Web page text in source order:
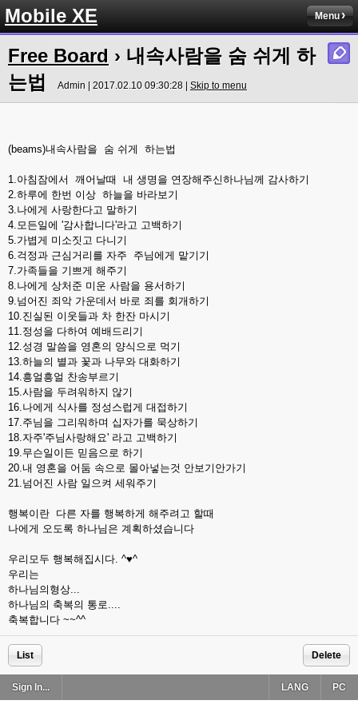
Mobile XE Menu
Free Board › 내속사람을 숨 쉬게 하
는법
Admin | 2017.02.10 09:30:28 | Skip to menu
(beams)내속사람을 숨 쉬게 하는법
1.아침잠에서 깨어날때 내 생명을 연장해주신하나님께 감사하기
2.하루에 한번 이상 하늘을 바라보기
3.나에게 사랑한다고 말하기
4.모든일에 '감사합니다'라고 고백하기
5.가볍게 미소짓고 다니기
6.걱정과 근심거리를 자주 주님에게 맡기기
7.가족들을 기쁘게 해주기
8.나에게 상처준 미운 사람을 용서하기
9.넘어진 죄악 가운데서 바로 죄를 회개하기
10.진실된 이웃들과 차 한잔 마시기
11.정성을 다하여 예배드리기
12.성경 말씀을 영혼의 양식으로 먹기
13.하늘의 별과 꽃과 나무와 대화하기
14.흥얼흥얼 찬송부르기
15.사람을 두려워하지 않기
16.나에게 식사를 정성스럽게 대접하기
17.주님을 그리워하며 십자가를 묵상하기
18.자주'주님사랑해요' 라고 고백하기
19.무슨일이든 믿음으로 하기
20.내 영혼을 어둠 속으로 몰아넣는것 안보기안가기
21.넘어진 사람 일으켜 세워주기
행복이란 다른 자를 행복하게 해주려고 할때
나에게 오도록 하나님은 계획하셨습니다
우리모두 행복해집시다. ^♥^
우리는
하나님의형상...
하나님의 축복의 통로....
축복합니다 ~~^^
List Delete
Sign In... PC
LANG